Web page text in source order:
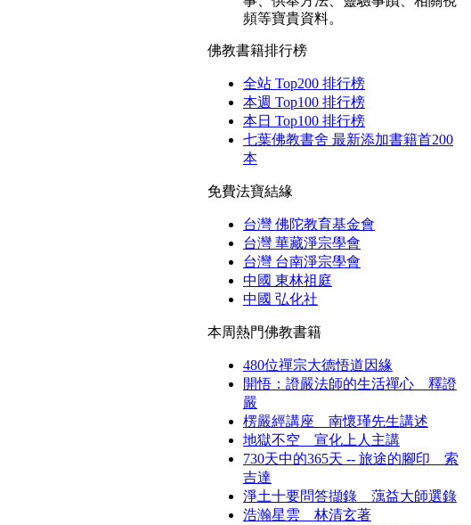
頻等寶貴資料。
佛教書籍排行榜
全站 Top200 排行榜
本週 Top100 排行榜
本日 Top100 排行榜
七葉佛教書舍 最新添加書籍首200
本
免費法寶結緣
台灣 佛陀教育基金會
台灣 華藏淨宗學會
台灣 台南淨宗學會
中國 東林祖庭
中國 弘化社
本周熱門佛教書籍
480位禪宗大德悟道因緣
開悟：證嚴法師的生活禪心 釋證
嚴
楞嚴經講座 南懷瑾先生講述
地獄不空 宣化上人主講
730天中的365天 -- 旅途的腳印 索
吉達
淨土十要問答擷錄 蕅益大師選錄
浩瀚星雲 林清玄著